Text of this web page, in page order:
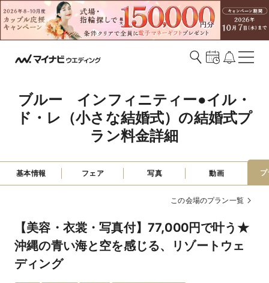
ブルー　インフィニティー●イル・
ド・レ（小さな結婚式）の結婚式プ
ラン料金詳細
基本情報 フェア 写真 動画
この会場のプラン一覧
【美容・衣裳・写真付】77,000円で叶う★
沖縄の青い海と空を感じる、リゾートウェ
ディング